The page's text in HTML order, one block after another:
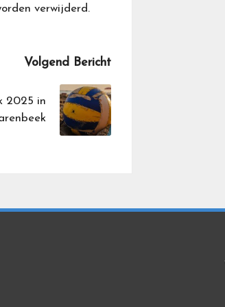
verwijderd.
Volgend Bericht
2025 in